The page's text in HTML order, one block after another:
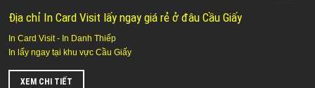
Địa chỉ In Card Visit lấy ngay giá rẻ ở đâu Cầu Giấy
In Card Visit - In Danh Thiếp
In lấy ngay tại khu vực Cầu Giấy
XEM CHI TIẾT